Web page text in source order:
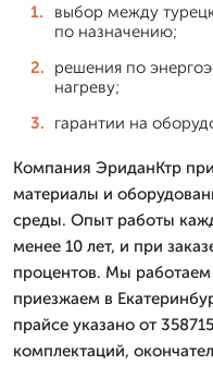
выбор между
по назначению;
решения по
нагреву;
гарантии на
Компания ЭриданКтр
материалы и
среды. Опыт работы
менее 10 лет, и при
процентов. Мы
приезжаем в
прайсе указано от
комплектаций,